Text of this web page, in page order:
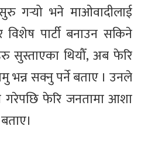
गर्‍यो भने माओवादीलाई
विशेष पार्टी बनाउन सकिने
सुस्ताएका थियौँ, अब फेरि
भन्न सक्नु पर्ने बताए । उनले
गरेपछि फेरि जनतामा आशा